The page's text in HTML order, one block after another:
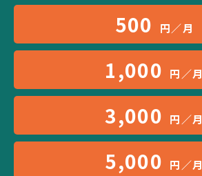
500 円／月
1,000 円／月
3,000 円／月
5,000 円／月